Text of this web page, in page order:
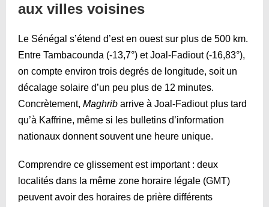
aux villes voisines
Le Sénégal s’étend d’est en ouest sur plus de 500 km.
Entre Tambacounda (-13,7°) et Joal-Fadiout (-16,83°),
on compte environ trois degrés de longitude, soit un
décalage solaire d’un peu plus de 12 minutes.
Concrètement, Maghrib arrive à Joal-Fadiout plus tard
qu’à Kaffrine, même si les bulletins d’information
nationaux donnent souvent une heure unique.
Comprendre ce glissement est important : deux
localités dans la même zone horaire légale (GMT)
peuvent avoir des horaires de prière différents